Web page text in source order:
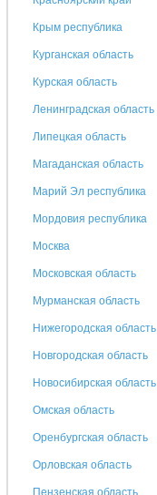
Крым республика
Курганская область
Курская область
Ленинградская область
Липецкая область
Магаданская область
Марий Эл республика
Мордовия республика
Москва
Московская область
Мурманская область
Нижегородская область
Новгородская область
Новосибирская область
Омская область
Оренбургская область
Орловская область
Пензенская область